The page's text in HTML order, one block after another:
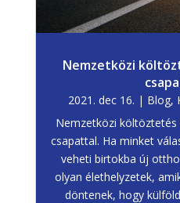
Nemzetközi
2021. dec 16. | Blog,
Nemzetközi
csapattal. Ha minket
veheti birtokba új
olyan élethelyzetek,
döntenek, hogy